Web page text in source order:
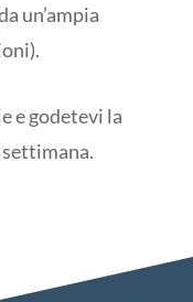
un’ampia
e godetevi la